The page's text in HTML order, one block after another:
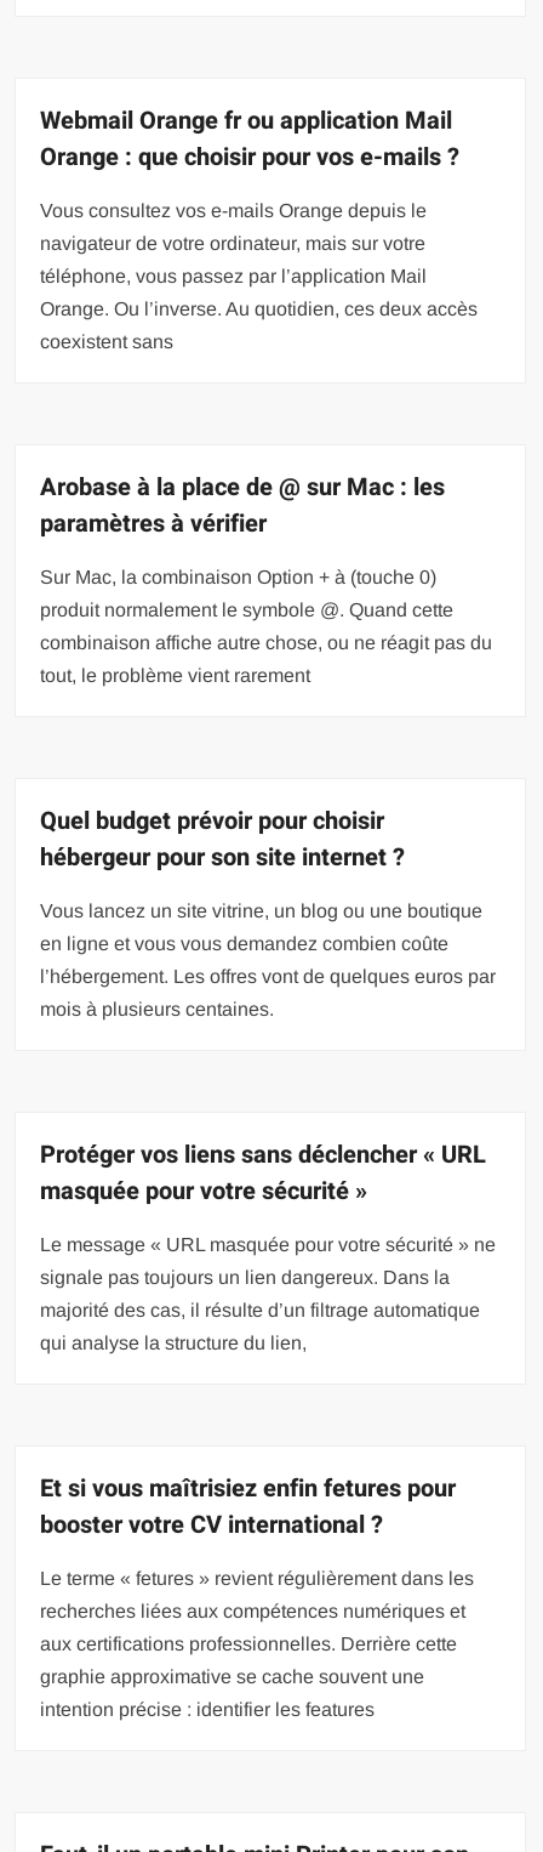
Webmail Orange fr ou application Mail
Orange : que choisir pour vos e-mails ?
Vous consultez vos e-mails Orange depuis le
navigateur de votre ordinateur, mais sur votre
téléphone, vous passez par l’application Mail
Orange. Ou l’inverse. Au quotidien, ces deux accès
coexistent sans
Arobase à la place de @ sur Mac : les
paramètres à vérifier
Sur Mac, la combinaison Option + à (touche 0)
produit normalement le symbole @. Quand cette
combinaison affiche autre chose, ou ne réagit pas du
tout, le problème vient rarement
Quel budget prévoir pour choisir
hébergeur pour son site internet ?
Vous lancez un site vitrine, un blog ou une boutique
en ligne et vous vous demandez combien coûte
l’hébergement. Les offres vont de quelques euros par
mois à plusieurs centaines.
Protéger vos liens sans déclencher « URL
masquée pour votre sécurité »
Le message « URL masquée pour votre sécurité » ne
signale pas toujours un lien dangereux. Dans la
majorité des cas, il résulte d’un filtrage automatique
qui analyse la structure du lien,
Et si vous maîtrisiez enfin fetures pour
booster votre CV international ?
Le terme « fetures » revient régulièrement dans les
recherches liées aux compétences numériques et
aux certifications professionnelles. Derrière cette
graphie approximative se cache souvent une
intention précise : identifier les features